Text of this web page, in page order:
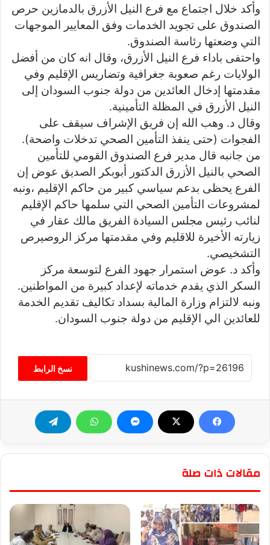
وأكد خلال اجتماع مع فرع النيل الأزرق بالدمازين حرص
الصندوق على تجويد الخدمات وفق المعايير الموجهات
التي وضعتها رئاسة الصندوق.
واحتفى باداء فرع النيل الأزرق، وقال انه كان من أفضل
الولايات رغم صعوبة جغرافية وتضاريس الإقليم وفي
مقدمتها إدخال العائدين من دولة جنوب السودان إلى
النيل الأزرق في المظلة التأمينية.
وقال د. وهب الله إن فريق الإشراف سيقف على
الفجوات (حتى ينفذ التأمين الصحي تدخلات واضحة).
من جانبه قال مدير فرع الصندوق القومي للتأمين
الصحي بالنيل الأزرق الدكتور أبوبكر الصديق عوض إن
الفرع يحظى بدعم سياسي كبير من حاكم الإقليم ،ونبه
لمشروعات التأمين الصحي التي سلمها حاكم الإقليم
لنائب رئيس مجلس السيادة الفريق مالك عقار في
زيارته الأخيرة للاقليم وفي مقدمتها مركز الروصيرص
التشخيصي.
وأكد د. عوض استمرار جهود الفرع لتوسعة مركز
السكر الذي يقدم خدماته لإعداد كبيرة من المواطنين.
ونبه لالتزام وزارة المالية بسداد تكاليف تقديم الخدمة
للعائدين الي الإقليم من دولة جنوب السودان.
نسخ الرابط
مقالات ذات صلة